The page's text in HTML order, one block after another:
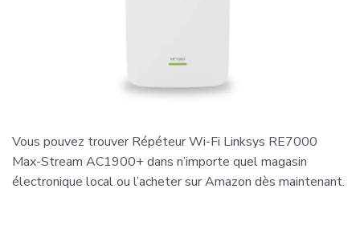
Vous pouvez trouver Répéteur Wi-Fi Linksys RE7000
Max-Stream AC1900+ dans n’importe quel magasin
électronique local ou l’acheter sur Amazon dès maintenant.